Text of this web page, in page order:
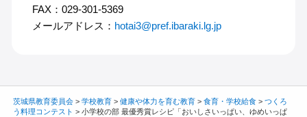
FAX：029-301-5369
メールアドレス： hotai3@pref.ibaraki.lg.jp
茨城県教育委員会> 学校教育> 健康や体力を育む教育> 食育・学校給食> つくろ
う料理コンテスト > 小学校の部 最優秀賞レシピ「おいしさいっぱい、ゆめいっぱ